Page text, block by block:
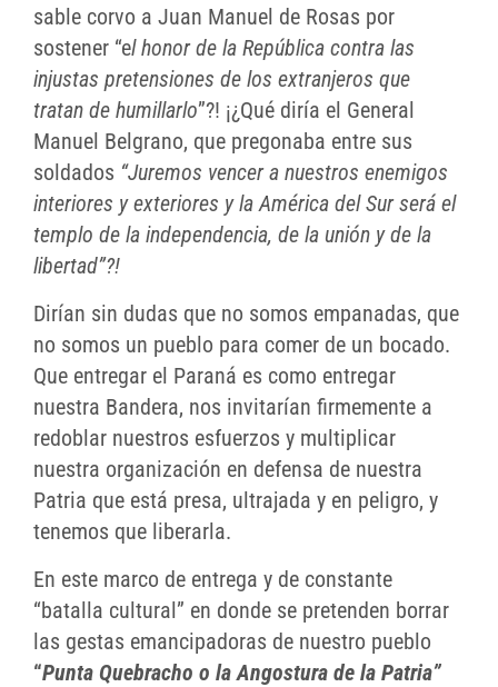
sable corvo a Juan Manuel de Rosas por
sostener “el honor de la República contra las
injustas pretensiones de los extranjeros que
tratan de humillarlo”?! ¡¿Qué diría el General
Manuel Belgrano, que pregonaba entre sus
soldados “Juremos vencer a nuestros enemigos
interiores y exteriores y la América del Sur será el
templo de la independencia, de la unión y de la
libertad”?!
Dirían sin dudas que no somos empanadas, que
no somos un pueblo para comer de un bocado.
Que entregar el Paraná es como entregar
nuestra Bandera, nos invitarían firmemente a
redoblar nuestros esfuerzos y multiplicar
nuestra organización en defensa de nuestra
Patria que está presa, ultrajada y en peligro, y
tenemos que liberarla.
En este marco de entrega y de constante
“batalla cultural” en donde se pretenden borrar
las gestas emancipadoras de nuestro pueblo
“Punta Quebracho o la Angostura de la Patria”